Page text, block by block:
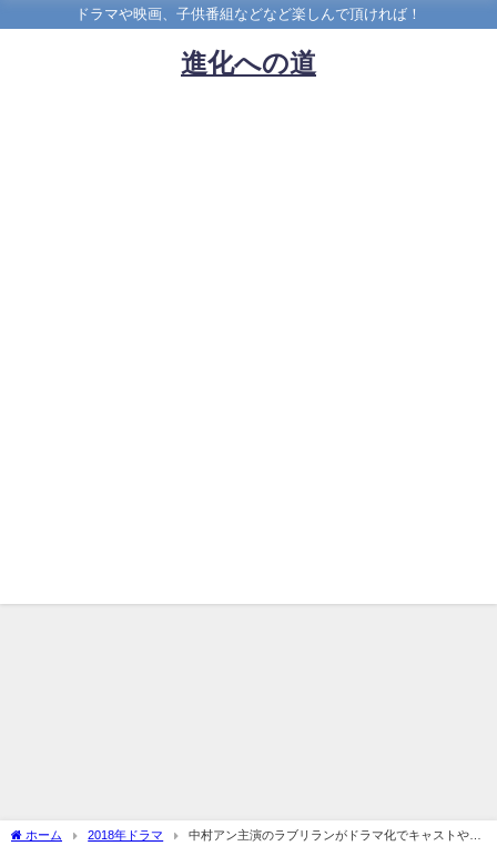
ドラマや映画、子供番組などなど楽しんで頂ければ！
進化への道
ホーム 2018年ドラマ
中村アン主演のラブリランがドラマ化でキャストやあ